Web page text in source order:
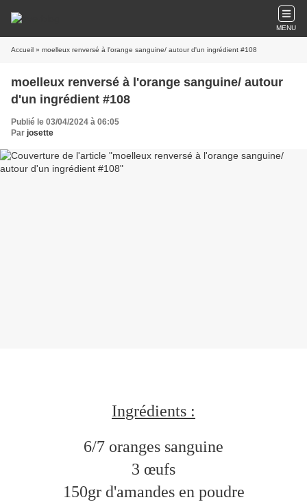
MENU
Accueil » moelleux renversé à l'orange sanguine/ autour d'un ingrédient #108
moelleux renversé à l'orange sanguine/ autour
d'un ingrédient #108
Publié le 03/04/2024 à 06:05
Par josette
Ingrédients :
6/7 oranges sanguine
3 œufs
150gr d'amandes en poudre